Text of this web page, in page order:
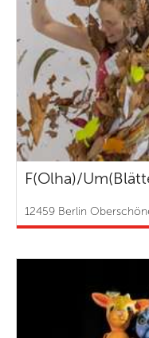
F(Olha)/
12459 Berlin